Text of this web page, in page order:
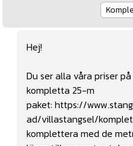
Hej!
Du ser alla våra priser
kompletta 25-m
paket: https://
ad/villastangsel/
komplettera med de